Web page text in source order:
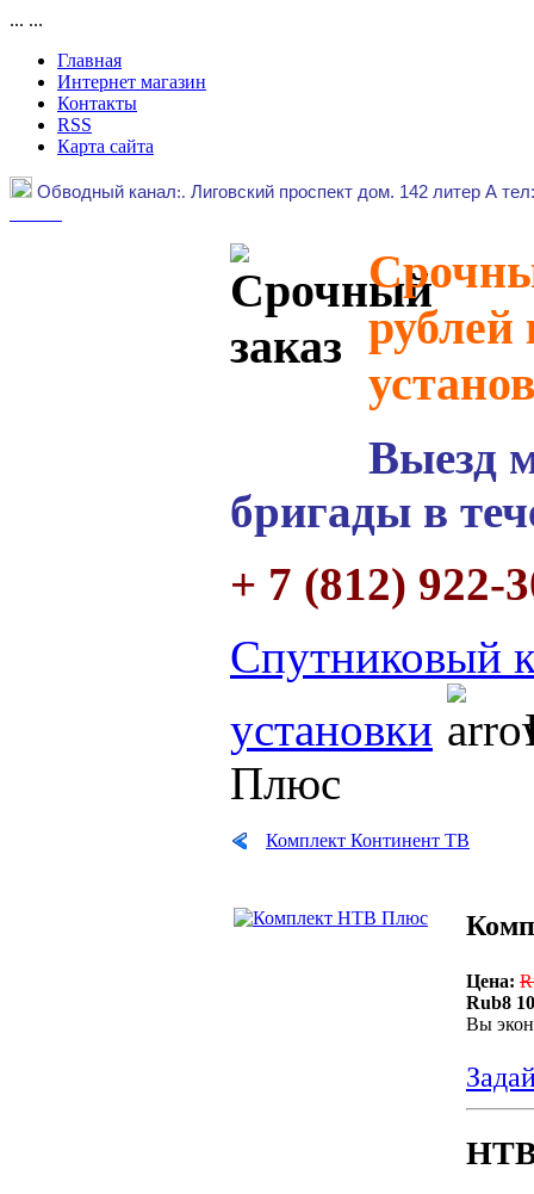
... ...
Главная
Интернет магазин
Контакты
RSS
Карта сайта
Обводный канал:. Лиговский проспект дом. 142 литер А
рублей
Выезд
бригады в
+ 7 (812) 922-
Спутниковый
установки
Плюс
Комплект Континент ТВ
Цена:
Rub8
Вы